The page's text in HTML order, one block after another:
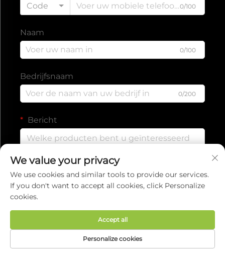
Code
0/100
Naam
0/100
Bedrijfsnaam
0/200
Bericht
Auteursrecht © 2025 door EVERISE FITNESS
CO.,LTD.Privacybeleid
We value your privacy
We use cookies and similar tools to provide our services.
If you don't want to accept all cookies, click Personalize
cookies.
Personalize cookies
Accept all